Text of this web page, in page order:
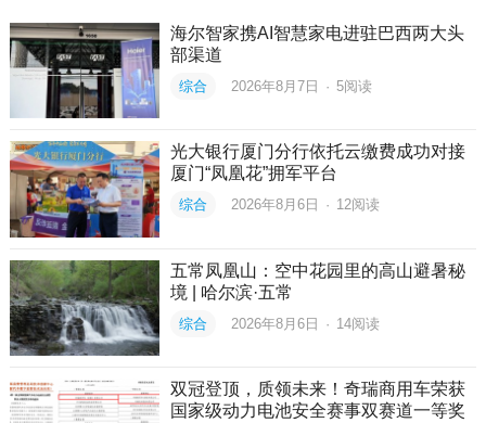
海尔智家携AI智慧家电进驻巴西两大头
部渠道
综合 2026年8月7日 · 5阅读
光大银行厦门分行依托云缴费成功对接
厦门“凤凰花”拥军平台
综合 2026年8月6日 · 12阅读
五常凤凰山：空中花园里的高山避暑秘
境 | 哈尔滨·五常
综合 2026年8月6日 · 14阅读
双冠登顶，质领未来！奇瑞商用车荣获
国家级动力电池安全赛事双赛道一等奖